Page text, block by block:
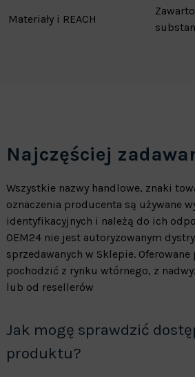
Materiały i REACH
Najczęściej
Wszystkie nazwy handlowe, znaki
oznaczenia producenta są używane
identyfikacyjnych i należą do ich
OEM24 nie jest autoryzowanym
sprzedawanych w Sklepie.
pochodzić z rynku wtórnego, z
lub od resellerów
Jak mogę sprawdzić
produktu?